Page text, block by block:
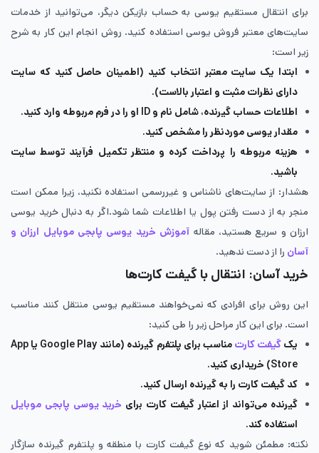
برای انتقال مستقیم یوسی به حساب بازیکن دیگر، می‌توانید از خدمات
سایت‌های معتبر فروش یوسی استفاده کنید. روش انجام این کار به شرح
زیر است:
ابتدا یک سایت معتبر انتخاب کنید (اطمینان حاصل کنید که سایت
دارای نظرات مثبت و اعتبار بالاست).
اطلاعات حساب گیرنده، شامل نام و ID او را در فرم مربوطه وارد کنید.
مقدار یوسی موردنظر را مشخص کنید.
هزینه مربوطه را پرداخت کرده و منتظر تکمیل فرآیند توسط سایت
باشید.
هشدار: از سایت‌های ناشناس و غیررسمی استفاده نکنید، زیرا ممکن است
منجر به از دست رفتن پول یا اطلاعات شما شود.اگر به دنبال خرید یوسی
ارزان و سریع هستید، مقاله آموزش خرید یوسی پابجی موبایل ارزان و
آسان را از دست ندهید.
خرید آسان: انتقال با گیفت کارت‌ها
این روش برای افرادی که نمی‌خواهند مستقیم یوسی منتقل کنند مناسب
است. برای این کار مراحل زیر را طی کنید:
یکگیفت کارت
مناسب برای پلتفرم گیرنده (مانند Google Play یا App
Store) خریداری کنید.
کد گیفت کارت را به گیرنده ارسال کنید.
گیرنده می‌تواند از اعتبار گیفت کارت برای خرید یوسی پابجی موبایل
استفاده کند.
نکته: مطمئن شوید که نوع گیفت کارت با منطقه و پلتفرم گیرنده سازگار